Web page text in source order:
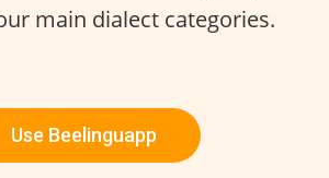
main dialect categories.
Use Beelinguapp